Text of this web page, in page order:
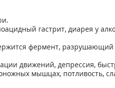
гастрит, диарея у
фермент,
движений, депрессия,
мышцах, потливость,